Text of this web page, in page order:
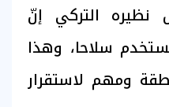
نظيره التركي إنّ
سلاحا، وهذا
ومهم لاستقرار